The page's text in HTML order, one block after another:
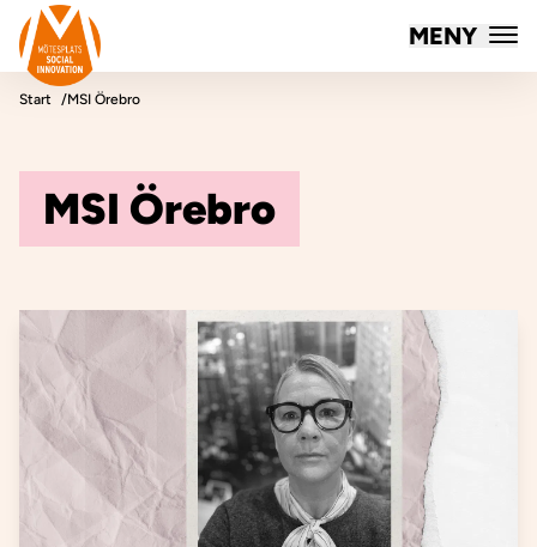
Hoppa till innehåll
Mötesplatsen Social Innovation
MENY
Start MSI Örebro
MSI Örebro